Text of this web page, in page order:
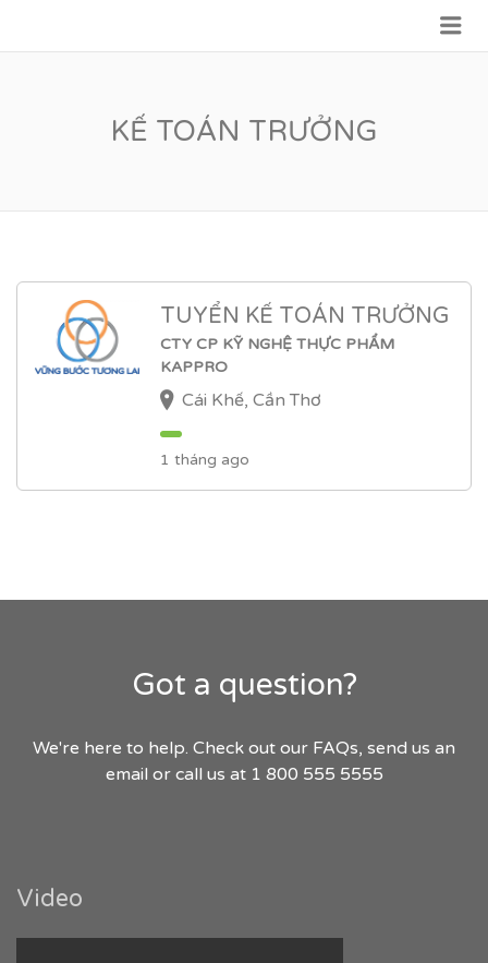
KẾ TOÁN TRƯỞNG
TUYỂN KẾ TOÁN TRƯỞNG
CTY CP KỸ NGHỆ THỰC PHẨM
KAPPRO
Cái Khế, Cần Thơ
1 tháng ago
Got a question?
We're here to help. Check out our FAQs, send us an
email or call us at 1 800 555 5555
Video